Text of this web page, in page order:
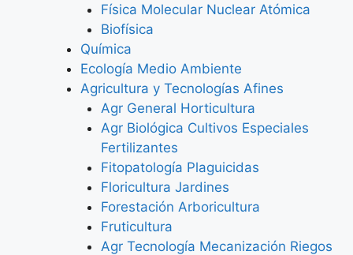
Física Molecular Nuclear Atómica
Biofísica
Química
Ecología Medio Ambiente
Agricultura y Tecnologías Afines
Agr General Horticultura
Agr Biológica Cultivos Especiales
Fertilizantes
Fitopatología Plaguicidas
Floricultura Jardines
Forestación Arboricultura
Fruticultura
Agr Tecnología Mecanización Riegos